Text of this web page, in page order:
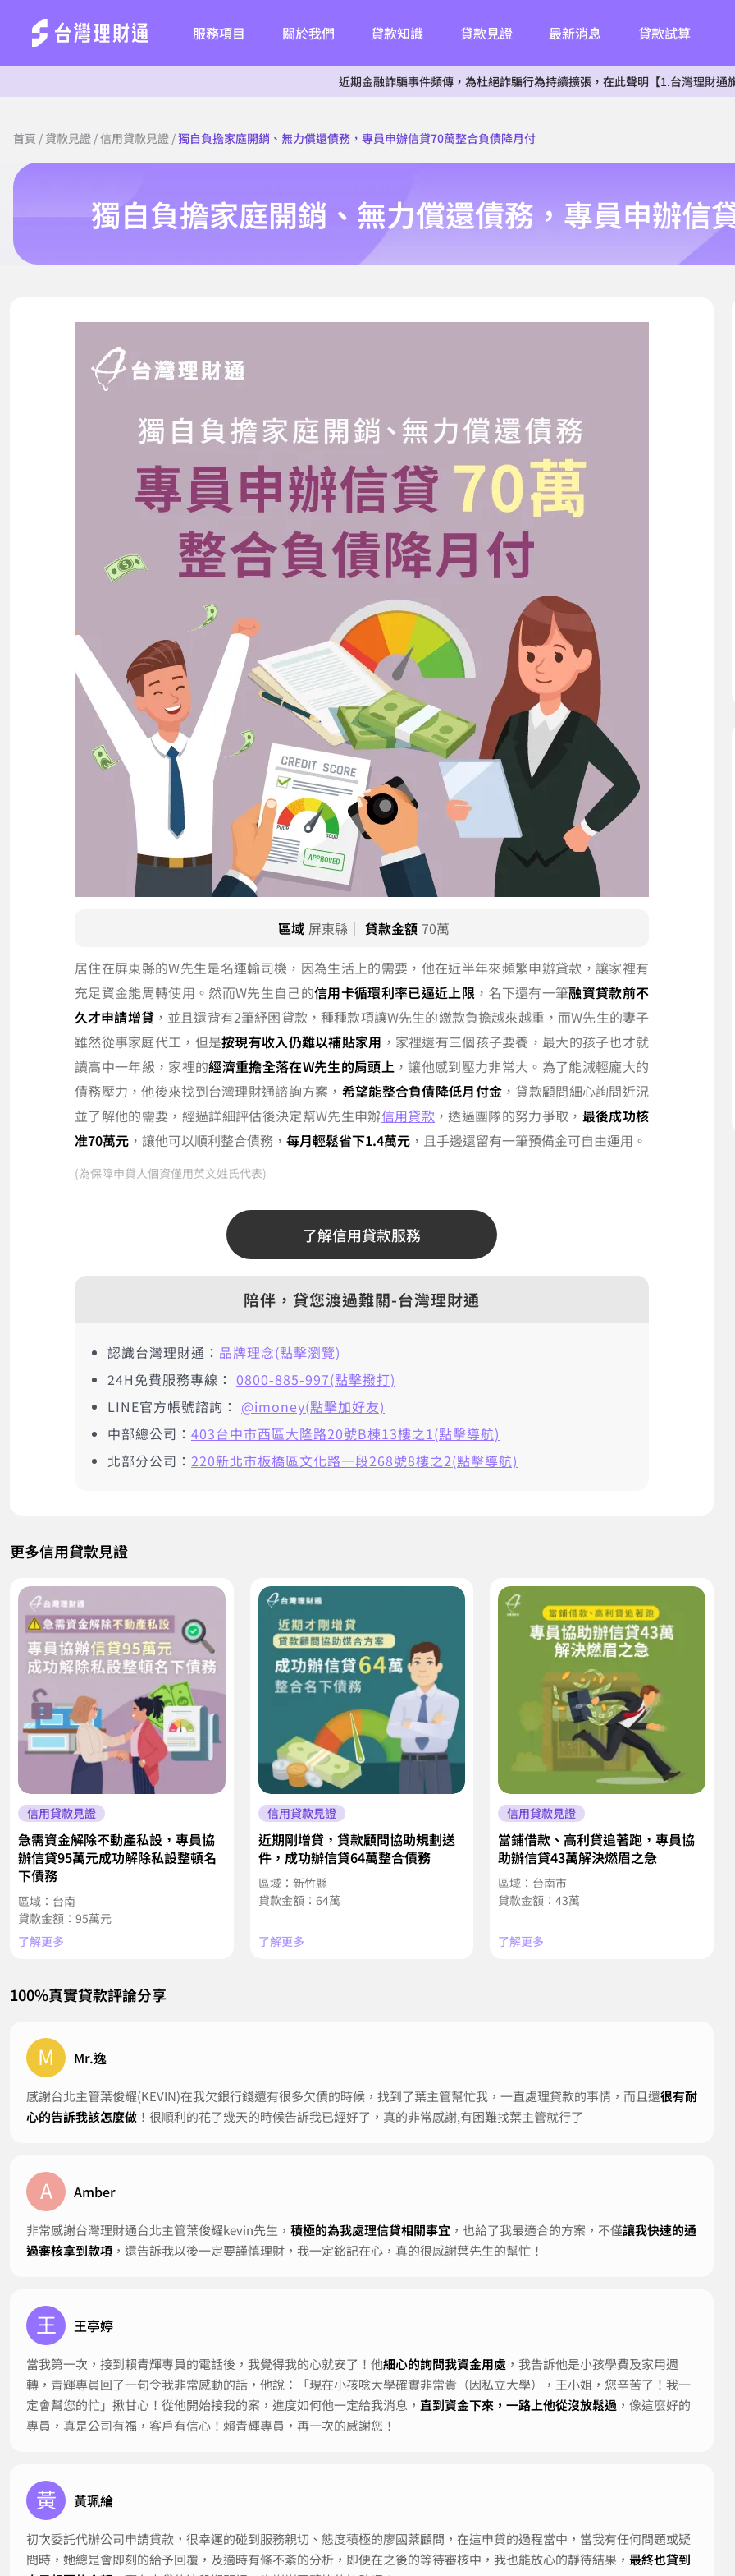
服務項目 關於我們 貸款知識 貸款見證 最新消息 貸款試算
近期金融詐騙事件頻傳，為杜絕詐騙行為持續擴張，在此聲明【1.台灣理財通旗下無子
首頁 / 貸款見證 /信用貸款見證 /獨自負擔家庭開銷、無力償還債務，專員申辦信貸70萬整合負債降月付
獨自負擔家庭開銷、無力償還債務，專員申辦信
區域 屏東縣｜ 貸款金額 70萬
居住在屏東縣的W先生是名運輸司機，因為生活上的需要，他在近半年來頻繁申辦貸款，讓家裡有
充足資金能周轉使用。然而W先生自己的信用卡循環利率已逼近上限 ，名下還有一筆融資貸款前不
久才申請增貸，並且還背有2筆紓困貸款，種種款項讓W先生的繳款負擔越來越重，而W先生的妻子
雖然從事家庭代工，但是按現有收入仍難以補貼家用 ，家裡還有三個孩子要養，最大的孩子也才就
讀高中一年級，家裡的經濟重擔全落在W先生的肩頭上 ，讓他感到壓力非常大。為了能減輕龐大的
債務壓力，他後來找到台灣理財通諮詢方案， 希望能整合負債降低月付金 ，貸款顧問細心詢問近況
並了解他的需要，經過詳細評估後決定幫W先生申辦信用貸款 ，透過團隊的努力爭取， 最後成功核
准70萬元 ，讓他可以順利整合債務， 每月輕鬆省下1.4萬元 ，且手邊還留有一筆預備金可自由運用。
(為保障申貸人個資僅用英文姓氏代表)
了解信用貸款服務
陪伴，貸您渡過難關-台灣理財通
認識台灣理財通： 品牌理念(點擊瀏覽)
24H免費服務專線： 0800-885-997(點擊撥打)
LINE官方帳號諮詢： @imoney(點擊加好友)
中部總公司： 403台中市西區大隆路20號B棟13樓之1(點擊導航)
北部分公司： 220新北市板橋區文化路一段268號8樓之2(點擊導航)
更多信用貸款見證
信用貸款見證
急需資金解除不動產私設，專員協
辦信貸95萬元成功解除私設整頓名
下債務
區域：台南
貸款金額：95萬元
了解更多
信用貸款見證
近期剛增貸，貸款顧問協助規劃送
件，成功辦信貸64萬整合債務
區域：新竹縣
貸款金額：64萬
了解更多
信用貸款見證
當鋪借款、高利貸追著跑，專員協
助辦信貸43萬解決燃眉之急
區域：台南市
貸款金額：43萬
了解更多
100%真實貸款評論分享
M Mr.逸
感謝台北主管葉俊耀(KEVIN)在我欠銀行錢還有很多欠債的時候，找到了葉主管幫忙我，一直處理貸款的事情，而且還很有耐
心的告訴我該怎麼做 ！很順利的花了幾天的時候告訴我已經好了，真的非常感謝,有困難找葉主管就行了
A Amber
非常感謝台灣理財通台北主管葉俊耀kevin先生， 積極的為我處理信貸相關事宜 ，也給了我最適合的方案，不僅讓我快速的通
過審核拿到款項 ，還告訴我以後一定要謹慎理財，我一定銘記在心，真的很感謝葉先生的幫忙！
王 王亭婷
當我第一次，接到賴青輝專員的電話後，我覺得我的心就安了！他細心的詢問我資金用處 ，我告訴他是小孩學費及家用週
轉，青輝專員回了一句令我非常感動的話，他說：「現在小孩唸大學確實非常貴（因私立大學），王小姐，您辛苦了！我一
定會幫您的忙」揪甘心！從他開始接我的案，進度如何他一定給我消息， 直到資金下來，一路上他從沒放鬆過 ，像這麼好的
專員，真是公司有福，客戶有信心！賴青輝專員，再一次的感謝您！
黃 黃珮綸
初次委託代辦公司申請貸款，很幸運的碰到服務親切、態度積極的廖國棻顧問，在這申貸的過程當中，當我有任何問題或疑
問時，她總是會即刻的給予回覆，及適時有條不紊的分析，即便在之後的等待審核中，我也能放心的靜待結果， 最終也貸到